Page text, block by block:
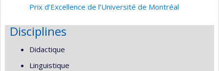
Prix d’Excellence de l’Université de Montréal
Disciplines
Didactique
Linguistique